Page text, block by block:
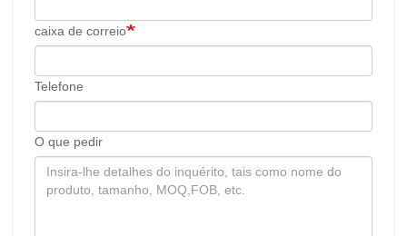
caixa de correio
Telefone
O que pedir